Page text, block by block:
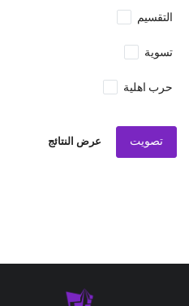
التقسيم
تسوية
حرب اهلية
تصويت عرض النتائج